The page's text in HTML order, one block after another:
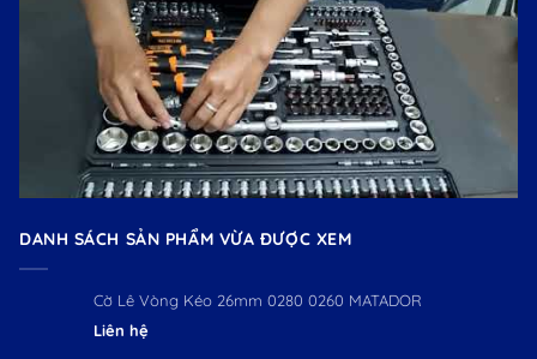
DANH SÁCH SẢN PHẨM VỪA ĐƯỢC XEM
Cờ Lê Vòng Kéo 26mm 0280 0260 MATADOR
Liên hệ